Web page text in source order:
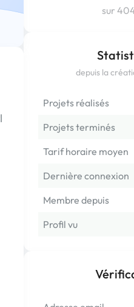
sur
depuis la
Projets réalisés
Projets terminés
Tarif horaire moyen
Dernière connexion
Membre depuis
Profil vu